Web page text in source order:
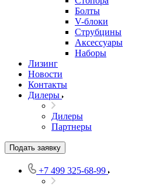
Болты
V-блоки
Струбцины
Аксессуары
Наборы
Лизинг
Новости
Контакты
Дилеры
Дилеры
Партнеры
Подать заявку
+7 499 325-68-99